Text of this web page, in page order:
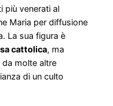
più venerati al
Maria per diffusione
La sua figura è
cattolica, ma
da molte altre
di un culto